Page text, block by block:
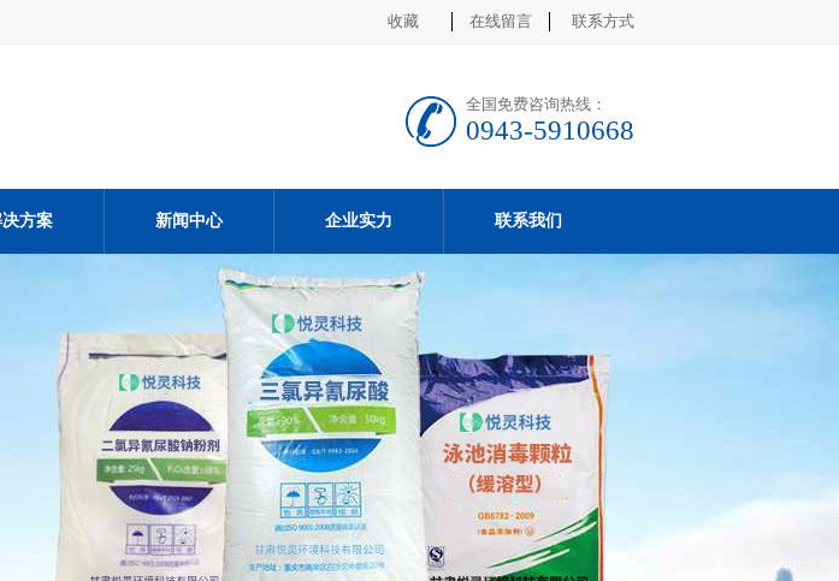
收藏 在线留言 联系方式
全国免费咨询热线：
0943-5910668
方案 新闻中心 企业实力 联系我们